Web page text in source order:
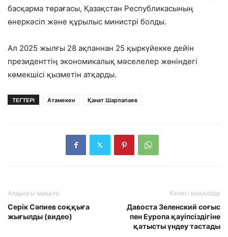
басқарма төрағасы, Қазақстан Республикасының
өнеркәсіп және құрылыс министрі болды.
Ал 2025 жылғы 28 ақпаннан 25 қыркүйекке дейін
президенттің экономикалық мәселелер жөніндегі
көмекшісі қызметін атқарды.
ТЕГТЕРІ Атамекен Қанат Шарлапаев
Алдыңғы мақала
Серік Сәпиев соққыға
жығылды (видео)
Келесі мақалада
Давоста Зеленский соғыс
пен Еуропа қауіпсіздігіне
қатысты үндеу тастады